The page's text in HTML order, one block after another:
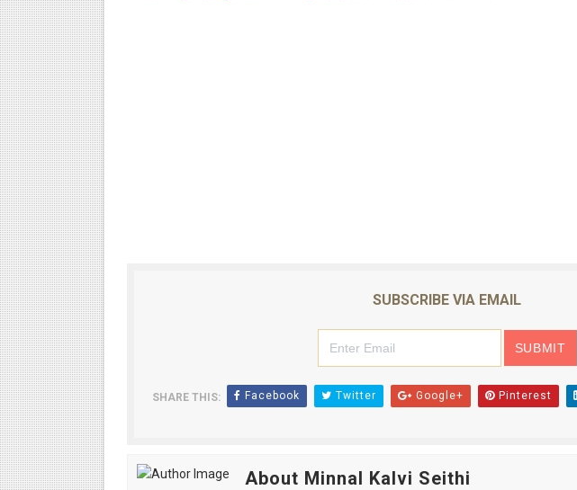
SUBSCRIBE VIA EMAIL
SHARE THIS: Facebook Twitter Google+ Pinterest
About Minnal Kalvi Seithi